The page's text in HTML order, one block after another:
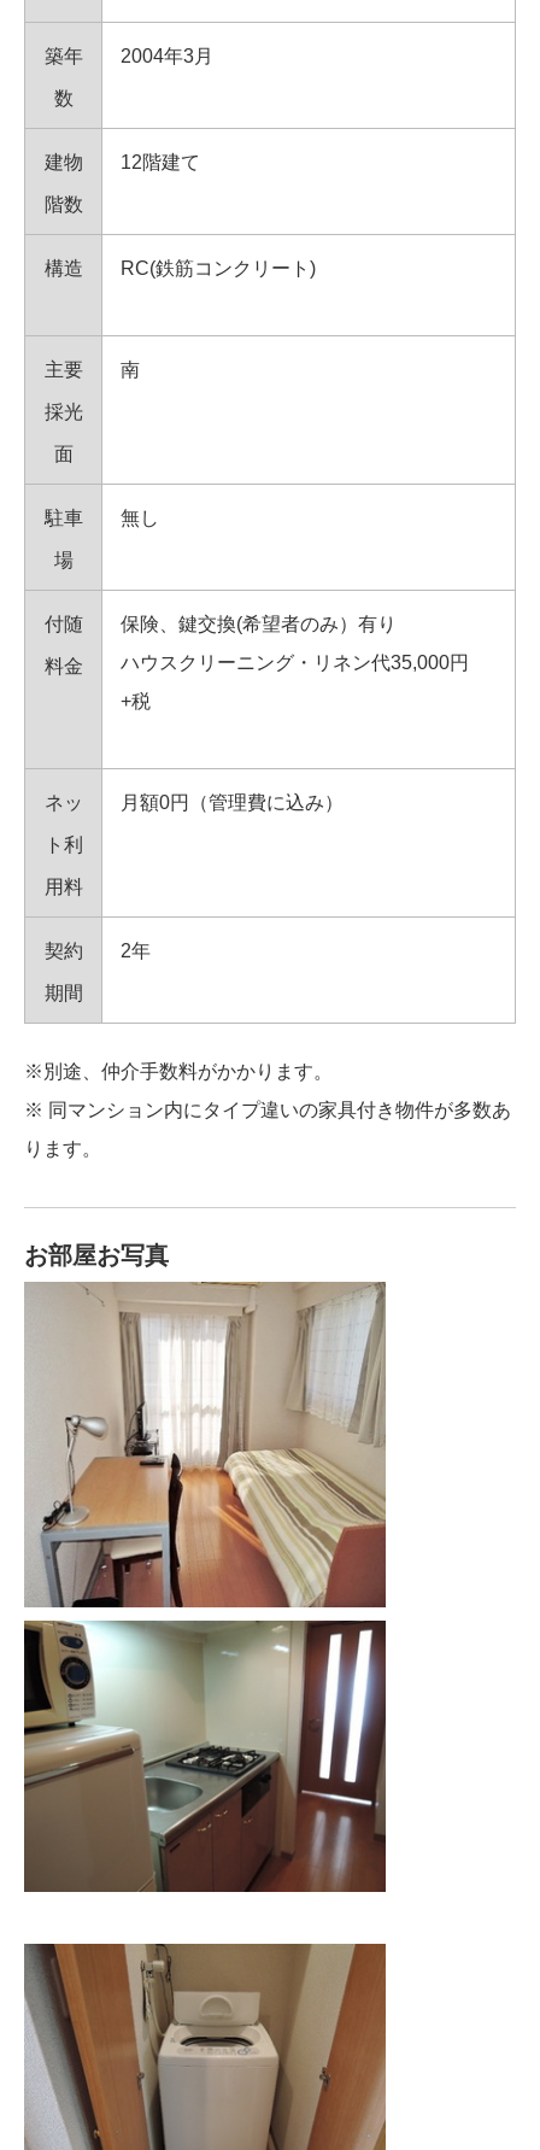
築年
数
2004年3月
建物
階数
12階建て
構造 RC(鉄筋コンクリート)
主要
採光
面
南
駐車
場
無し
付随
料金
保険、鍵交換(希望者のみ）有り
ハウスクリーニング・リネン代35,000円
+税
ネッ
ト利
用料
月額0円（管理費に込み）
契約
期間
2年
※別途、仲介手数料がかかります。
※ 同マンション内にタイプ違いの家具付き物件が多数あ
ります。
お部屋お写真